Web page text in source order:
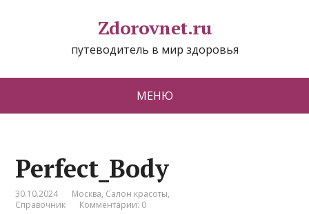
Zdorovnet.ru
путеводитель в мир здоровья
МЕНЮ
Perfect_Body
30.10.2024 Москва, Салон красоты,
Справочник
Комментарии: 0